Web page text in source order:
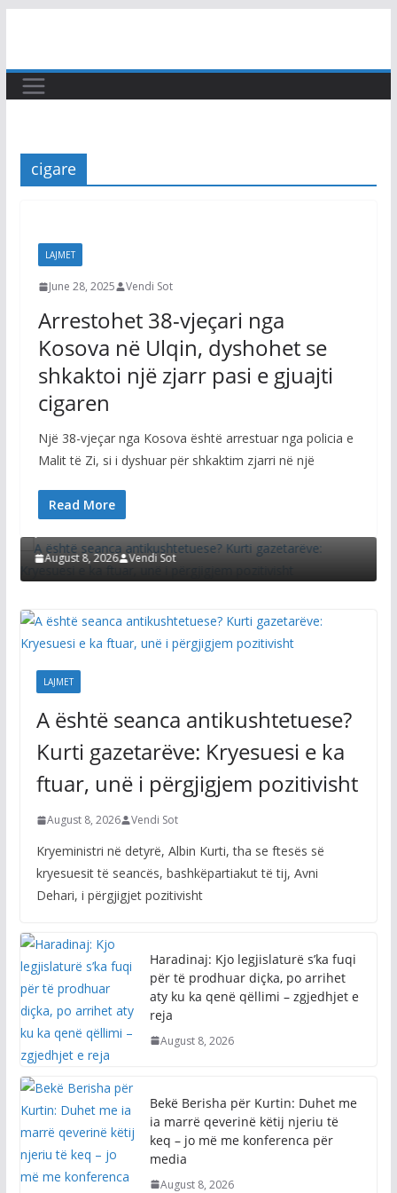
content
cigare
LAJMET
June 28, 2025 Vendi Sot
Arrestohet 38-vjeçari nga
Kosova në Ulqin, dyshohet se
shkaktoi një zjarr pasi e gjuajti
cigaren
Një 38-vjeçar nga Kosova është arrestuar nga policia e
Malit të Zi, si i dyshuar për shkaktim zjarri në një
Read More
LAJMET
A është seanca antikushtetuese? Kurti
gazetarëve: Kryesuesi e ka ftuar, unë i përgjigjem
August 8, 2026 Vendi Sot
LAJMET
A është seanca antikushtetuese?
Kurti gazetarëve: Kryesuesi e ka
ftuar, unë i përgjigjem pozitivisht
August 8, 2026 Vendi Sot
Kryeministri në detyrë, Albin Kurti, tha se ftesës së
kryesuesit të seancës, bashkëpartiakut të tij, Avni
Dehari, i përgjigjet pozitivisht
Haradinaj: Kjo legjislaturë s’ka fuqi
për të prodhuar diçka, po arrihet
aty ku ka qenë qëllimi – zgjedhjet e
reja
August 8, 2026
Bekë Berisha për Kurtin: Duhet me
ia marrë qeverinë këtij njeriu të
keq – jo më me konferenca për
media
August 8, 2026